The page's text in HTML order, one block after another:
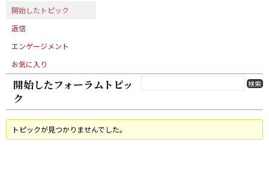
開始したトピック
返信
エンゲージメント
お気に入り
開始したフォーラムトピッ
ク
トピックが見つかりませんでした。